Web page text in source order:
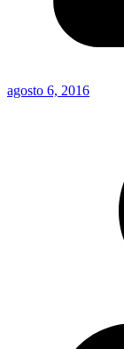
agosto 6, 2016